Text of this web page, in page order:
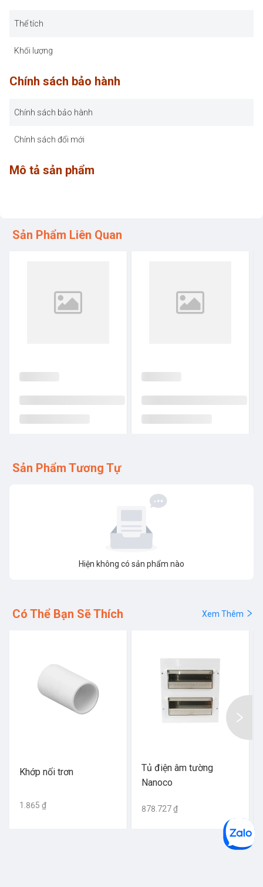
Thể tích
Khối lượng
Chính sách bảo hành
Chính sách bảo hành
Chính sách đổi mới
Mô tả sản phẩm
Sản Phẩm Liên Quan
Sản Phẩm Tương Tự
Hiện không có sản phẩm nào
Có Thể Bạn Sẽ Thích Xem Thêm
Khớp nối trơn
1.865 ₫
Tủ điện âm tường
Nanoco
878.727 ₫